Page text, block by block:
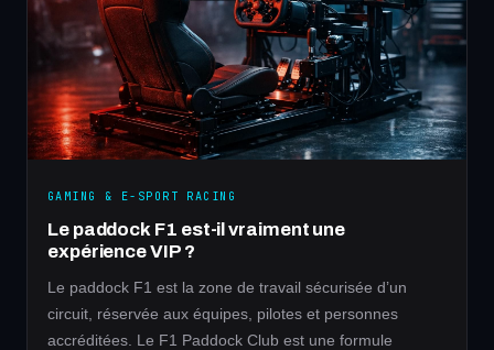
GAMING & E-SPORT RACING
Le paddock F1 est-il vraiment une
expérience VIP ?
Le paddock F1 est la zone de travail sécurisée d’un
circuit, réservée aux équipes, pilotes et personnes
accréditées. Le F1 Paddock Club est une formule